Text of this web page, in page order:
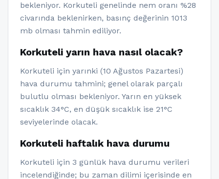
bekleniyor. Korkuteli genelinde nem oranı %28
civarında beklenirken, basınç değerinin 1013
mb olması tahmin ediliyor.
Korkuteli yarın hava nasıl olacak?
Korkuteli için yarınki (10 Ağustos Pazartesi)
hava durumu tahmini; genel olarak parçalı
bulutlu olması bekleniyor. Yarın en yüksek
sıcaklık 34°C, en düşük sıcaklık ise 21°C
seviyelerinde olacak.
Korkuteli haftalık hava durumu
Korkuteli için 3 günlük hava durumu verileri
incelendiğinde; bu zaman dilimi içerisinde en